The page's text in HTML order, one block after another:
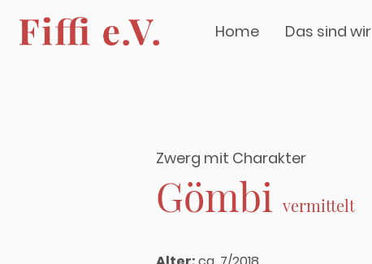
Home Das sind wir
Zwerg mit Charakter
Gömbi vermittelt